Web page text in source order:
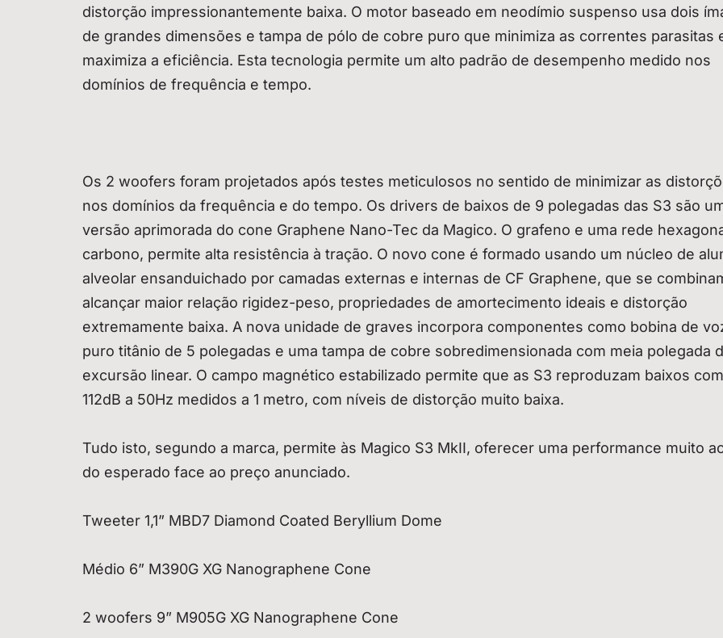
distorção impressionantemente baixa. O motor baseado em neodímio suspenso usa dois
de grandes dimensões e tampa de pólo de cobre puro que minimiza as correntes parasitas
maximiza a eficiência. Esta tecnologia permite um alto padrão de desempenho medido nos
domínios de frequência e tempo.
Os 2 woofers foram projetados após testes meticulosos no sentido de minimizar as
nos domínios da frequência e do tempo. Os drivers de baixos de 9 polegadas das S3 são
versão aprimorada do cone Graphene Nano-Tec da Magico. O grafeno e uma rede
carbono, permite alta resistência à tração. O novo cone é formado usando um núcleo de
alveolar ensanduichado por camadas externas e internas de CF Graphene, que se
alcançar maior relação rigidez-peso, propriedades de amortecimento ideais e distorção
extremamente baixa. A nova unidade de graves incorpora componentes como bobina de
puro titânio de 5 polegadas e uma tampa de cobre sobredimensionada com meia polegada
excursão linear. O campo magnético estabilizado permite que as S3 reproduzam baixos com
112dB a 50Hz medidos a 1 metro, com níveis de distorção muito baixa.
Tudo isto, segundo a marca, permite às Magico S3 MkII, oferecer uma performance muito
do esperado face ao preço anunciado.
Tweeter 1,1” MBD7 Diamond Coated Beryllium Dome
Médio 6” M390G XG Nanographene Cone
2 woofers 9” M905G XG Nanographene Cone